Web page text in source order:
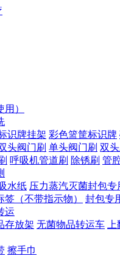
）
识牌挂架 彩色篮筐标识牌
头阀门刷 单头阀门刷 双
呼吸机管道刷 除锈刷 管
水纸 压力蒸汽灭菌封包专
（不带指示物）
封包专
运
存放架 无菌物品转运车
擦手巾